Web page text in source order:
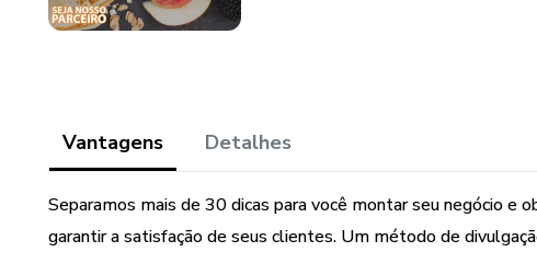
Vantagens Detalhes
Separamos mais de 30 dicas para você montar seu negócio e
garantir a satisfação de seus clientes. Um método de